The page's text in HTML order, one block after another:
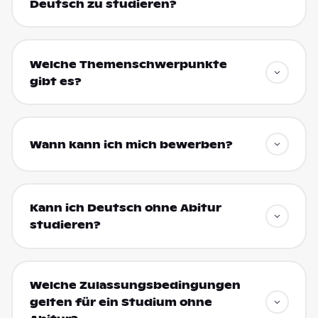
Deutsch zu studieren?
Welche Themenschwerpunkte
gibt es?
Wann kann ich mich bewerben?
Kann ich Deutsch ohne Abitur
studieren?
Welche Zulassungsbedingungen
gelten für ein Studium ohne